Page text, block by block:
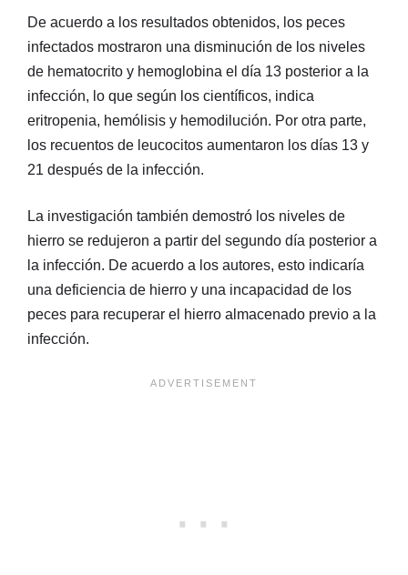
De acuerdo a los resultados obtenidos, los peces
infectados mostraron una disminución de los niveles
de hematocrito y hemoglobina el día 13 posterior a la
infección, lo que según los científicos, indica
eritropenia, hemólisis y hemodilución. Por otra parte,
los recuentos de leucocitos aumentaron los días 13 y
21 después de la infección.
La investigación también demostró los niveles de
hierro se redujeron a partir del segundo día posterior a
la infección. De acuerdo a los autores, esto indicaría
una deficiencia de hierro y una incapacidad de los
peces para recuperar el hierro almacenado previo a la
infección.